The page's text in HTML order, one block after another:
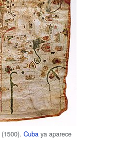
(1500). Cuba ya aparece